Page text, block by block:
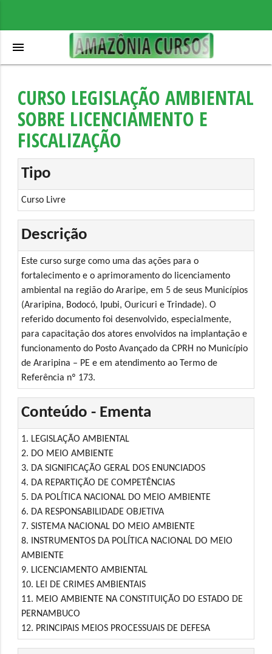
menu
CURSO LEGISLAÇÃO AMBIENTAL
SOBRE LICENCIAMENTO E
FISCALIZAÇÃO
Tipo
Curso Livre
Descrição
Este curso surge como uma das ações para o
fortalecimento e o aprimoramento do licenciamento
ambiental na região do Araripe, em 5 de seus Municípios
(Araripina, Bodocó, Ipubi, Ouricuri e Trindade). O
referido documento foi desenvolvido, especialmente,
para capacitação dos atores envolvidos na implantação e
funcionamento do Posto Avançado da CPRH no Município
de Araripina – PE e em atendimento ao Termo de
Referência nº 173.
Conteúdo - Ementa
1. LEGISLAÇÃO AMBIENTAL
2. DO MEIO AMBIENTE
3. DA SIGNIFICAÇÃO GERAL DOS ENUNCIADOS
4. DA REPARTIÇÃO DE COMPETÊNCIAS
5. DA POLÍTICA NACIONAL DO MEIO AMBIENTE
6. DA RESPONSABILIDADE OBJETIVA
7. SISTEMA NACIONAL DO MEIO AMBIENTE
8. INSTRUMENTOS DA POLÍTICA NACIONAL DO MEIO
AMBIENTE
9. LICENCIAMENTO AMBIENTAL
10. LEI DE CRIMES AMBIENTAIS
11. MEIO AMBIENTE NA CONSTITUIÇÃO DO ESTADO DE
PERNAMBUCO
12. PRINCIPAIS MEIOS PROCESSUAIS DE DEFESA